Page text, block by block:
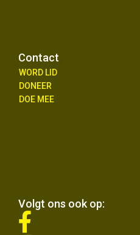
Contact
WORD LID
DONEER
DOE MEE
Volgt ons ook op: